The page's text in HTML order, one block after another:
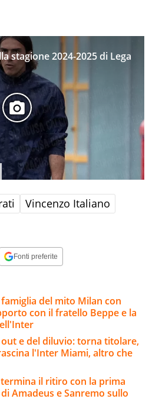
stagione 2024-2025 di Lega
Vincenzo Italiano
Fonti preferite
del mito Milan con
con il fratello Beppe e la
e del diluvio: torna titolare,
l'Inter Miami, altro che
termina il ritiro con la prima
Amadeus e Sanremo sullo